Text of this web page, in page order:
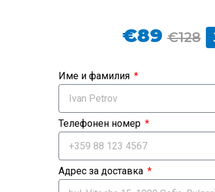
€89 €128
Име и фамилия
Телефонен номер
Адрес за доставка